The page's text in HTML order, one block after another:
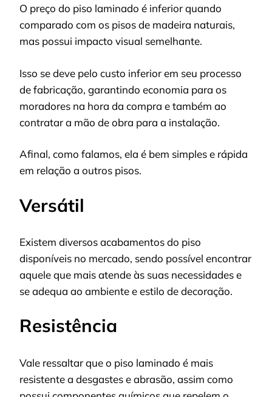
O preço do piso laminado é inferior quando
comparado com os pisos de madeira naturais,
mas possui impacto visual semelhante.
Isso se deve pelo custo inferior em seu processo
de fabricação, garantindo economia para os
moradores na hora da compra e também ao
contratar a mão de obra para a instalação.
Afinal, como falamos, ela é bem simples e rápida
em relação a outros pisos.
Versátil
Existem diversos acabamentos do piso
disponíveis no mercado, sendo possível encontrar
aquele que mais atende às suas necessidades e
se adequa ao ambiente e estilo de decoração.
Resistência
Vale ressaltar que o piso laminado é mais
resistente a desgastes e abrasão, assim como